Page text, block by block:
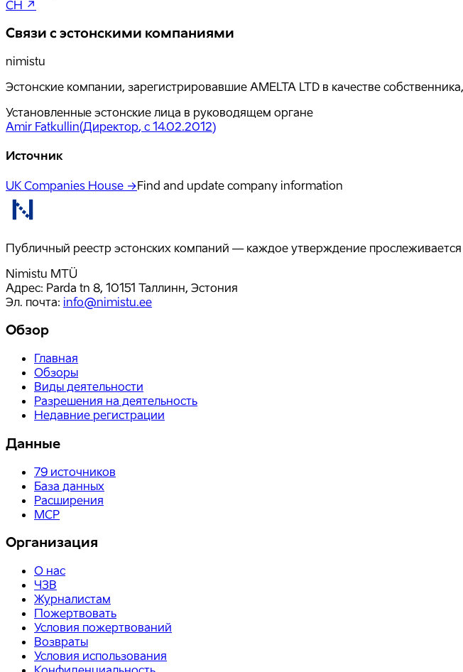
CH ↗
Связи с эстонскими компаниями
nimistu
Эстонские компании, зарегистрировавшие AMELTA LTD в качестве
Установленные эстонские лица в руководящем органе
Amir Fatkullin(Директор, с 14.02.2012)
Источник
UK Companies House →Find and update company information
Публичный реестр эстонских компаний — каждое утверждение
Nimistu MTÜ
Адрес: Parda tn 8, 10151 Таллинн, Эстония
Эл. почта: info@nimistu.ee
Обзор
Главная
Обзоры
Виды деятельности
Разрешения на деятельность
Недавние регистрации
Данные
79 источников
База данных
Расширения
MCP
Организация
О нас
ЧЗВ
Журналистам
Пожертвовать
Условия пожертвований
Возвраты
Условия использования